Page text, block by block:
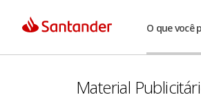
O que você
Material